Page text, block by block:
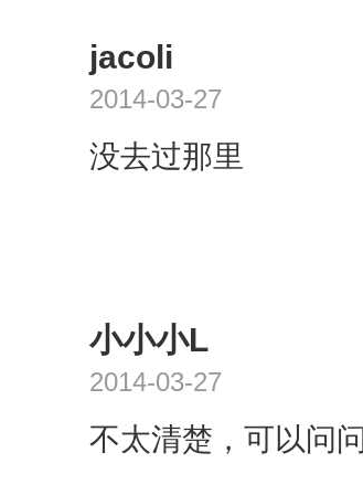
jacoli
2014-03-27
没去过那里
小小小L
2014-03-27
不太清楚，可以问